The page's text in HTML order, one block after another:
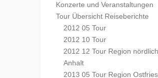
Konzerte und Veranstaltungen
Tour Übersicht Reiseberichte
2012 05 Tour
2012 10 Tour
2012 12 Tour Region
Anhalt
2013 05 Tour Region